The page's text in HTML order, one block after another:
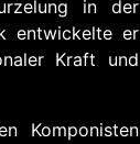
in der
entwickelte er
Kraft und
Komponisten